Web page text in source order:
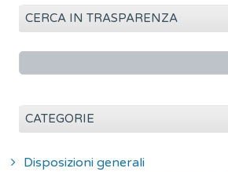
CERCA IN TRASPARENZA
r
CATEGORIE
Disposizioni generali